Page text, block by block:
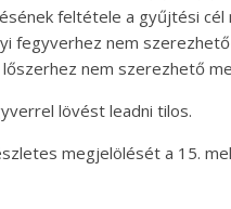
feltétele a gyűjtési
fegyverhez nem
nem szerezhető
lövést leadni tilos.
megjelölését a 15.